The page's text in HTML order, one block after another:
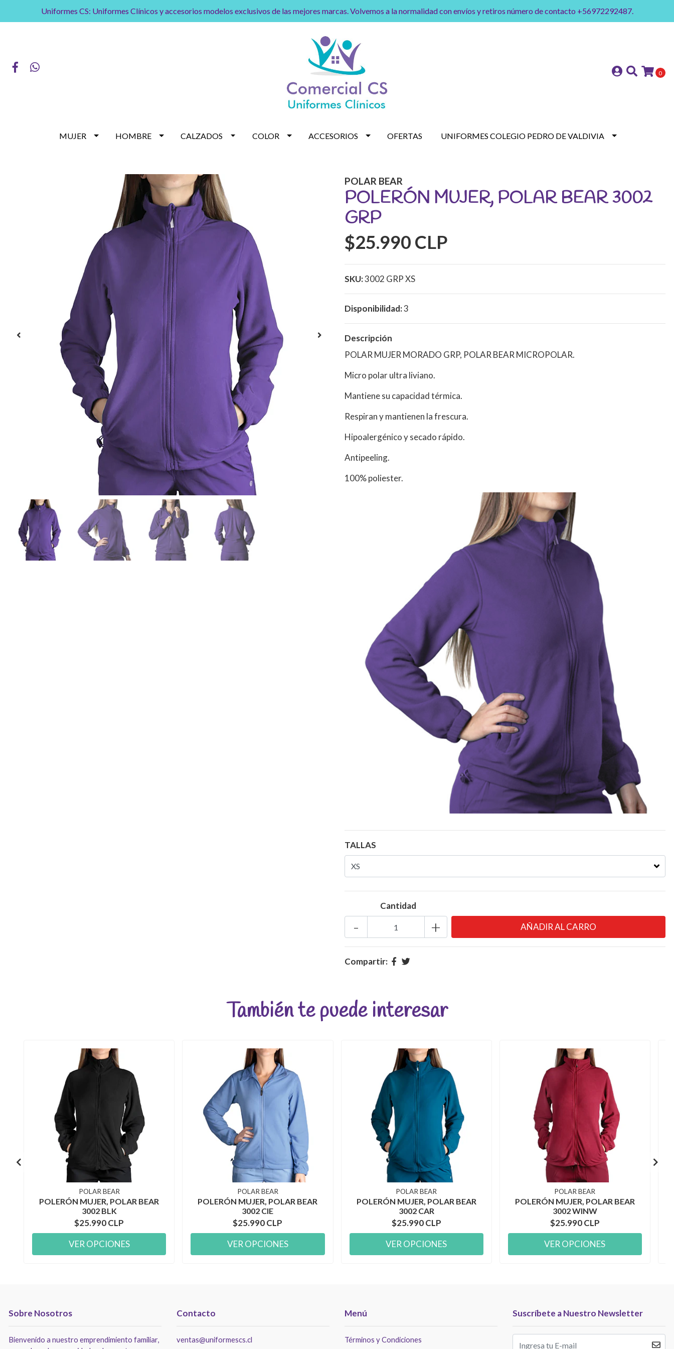
Uniformes CS: Uniformes Clínicos y accesorios modelos exclusivos de las mejores marcas. Volvemos a la normalidad con envíos y retiros número de contacto +56972292487.
0
MUJER HOMBRE CALZADOS COLOR ACCESORIOS OFERTAS UNIFORMES COLEGIO PEDRO DE VALDIVIA
POLAR BEAR
POLERÓN MUJER, POLAR BEAR 3002
GRP
$25.990 CLP
SKU:3002 GRP XS
Disponibilidad:3
Descripción
POLAR MUJER MORADO GRP, POLAR BEAR MICROPOLAR.
Micro polar ultra liviano.
Mantiene su capacidad térmica.
Respiran y mantienen la frescura.
Hipoalergénico y secado rápido.
Antipeeling.
100% poliester.
TALLAS
Cantidad
+
-
Compartir:
También te puede interesar
POLAR BEAR
POLERÓN MUJER, POLAR BEAR
3002 BLK
$25.990 CLP
VER OPCIONES
POLAR BEAR
POLERÓN MUJER, POLAR BEAR
3002 CIE
$25.990 CLP
VER OPCIONES
POLAR BEAR
POLERÓN MUJER, POLAR BEAR
3002 CAR
$25.990 CLP
VER OPCIONES
POLAR BEAR
POLERÓN MUJER, POLAR BEAR
3002 WINW
$25.990 CLP
VER OPCIONES
Sobre Nosotros
Bienvenido a nuestro emprendimiento familiar,
Contacto
ventas@uniformescs.cl
Menú
Términos y Condiciones
Suscríbete a Nuestro Newsletter